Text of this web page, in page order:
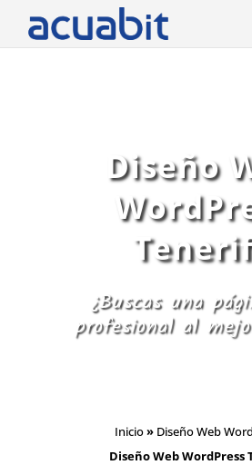
Diseño
¿Buscas una
profesional al
Inicio» Diseño Web
Diseño Web WordPress